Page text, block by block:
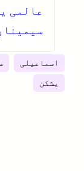
عالمی
اسماعیلی
یشکن